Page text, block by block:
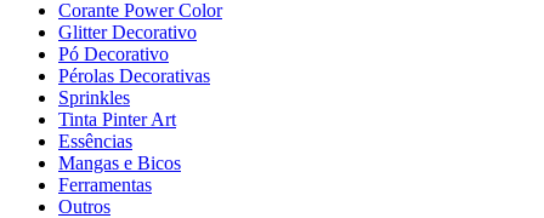
Corante Power Color
Glitter Decorativo
Pó Decorativo
Pérolas Decorativas
Sprinkles
Tinta Pinter Art
Essências
Mangas e Bicos
Ferramentas
Outros